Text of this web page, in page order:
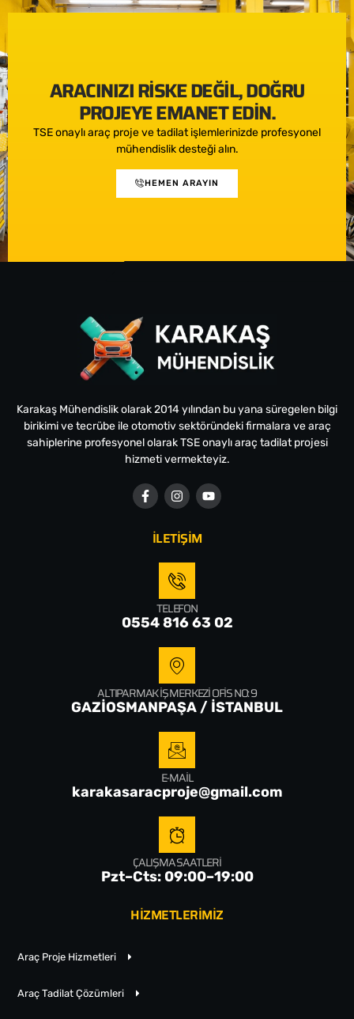
ARACINIZI RISKE DEĞIL, DOĞRU
PROJEYE EMANET EDIN.
TSE onaylı araç proje ve tadilat işlemlerinizde profesyonel
mühendislik desteği alın.
HEMEN ARAYIN
Karakaş Mühendislik olarak 2014 yılından bu yana süregelen bilgi
birikimi ve tecrübe ile otomotiv sektöründeki firmalara ve araç
sahiplerine profesyonel olarak TSE onaylı araç tadilat projesi
hizmeti vermekteyiz.
İLETİŞİM
TELEFON
0554 816 63 02
ALTIPARMAK İŞ MERKEZI OFIS NO: 9
GAZİOSMANPAŞA / İSTANBUL
E-MAIL
karakasaracproje@gmail.com
ÇALIŞMA SAATLERI
Pzt–Cts: 09:00–19:00
HİZMETLERİMİZ
Araç Proje Hizmetleri
Araç Tadilat Çözümleri